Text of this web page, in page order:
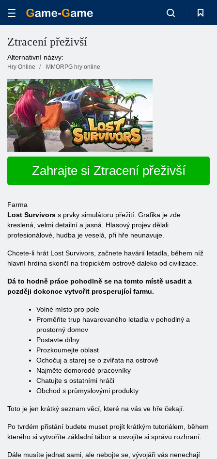
Ztracení přeživší
Alternativní názvy:
Hry Online MMORPG hry online
Zahrajte si Ztracení přeživší
Farma
Lost Survivors s prvky simulátoru přežití. Grafika je zde
kreslená, velmi detailní a jasná. Hlasový projev dělali
profesionálové, hudba je veselá, při hře neunavuje.
Chcete-li hrát Lost Survivors, začnete havárií letadla, během níž
hlavní hrdina skončí na tropickém ostrově daleko od civilizace.
Dá to hodně práce pohodlně se na tomto místě usadit a
později dokonce vytvořit prosperující farmu.
Volné místo pro pole
Proměňte trup havarovaného letadla v pohodlný a
prostorný domov
Postavte dílny
Prozkoumejte oblast
Ochočuj a starej se o zvířata na ostrově
Najměte domorodé pracovníky
Chatujte s ostatními hráči
Obchod s průmyslovými produkty
Toto je jen krátký seznam věcí, které na vás ve hře čekají.
Po tvrdém přistání budete muset projít krátkým tutoriálem, během
kterého si vytvoříte základní tábor a osvojíte si správu rozhraní.
Dále musíte jednat sami, ale nebojte se, vývojáři vás nenechají